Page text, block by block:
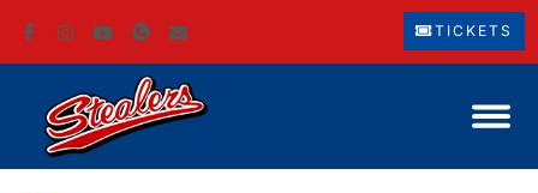
TICKETS